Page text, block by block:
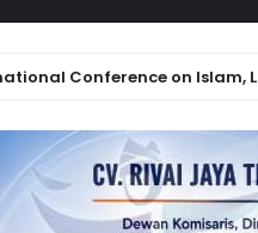
on Islam, Law and